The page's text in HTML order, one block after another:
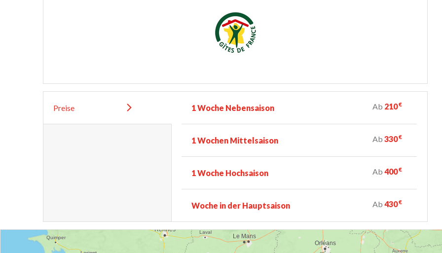
Preise 1 Woche Nebensaison Ab 210€
1 Wochen Mittelsaison Ab330€
1 Woche Hochsaison Ab400€
Woche in der Hauptsaison Ab430€